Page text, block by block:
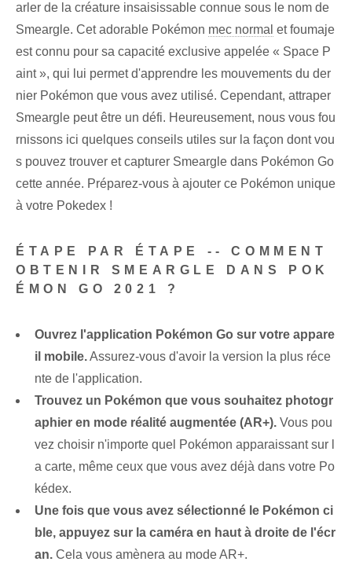
arler de la créature insaisissable connue sous le nom de
Smeargle. Cet adorable Pokémon mec normal et foumaje
est connu pour sa capacité exclusive appelée « Space P
aint », qui lui permet d'apprendre les mouvements du der
nier Pokémon que vous avez utilisé. Cependant, attraper
Smeargle peut être un défi. Heureusement, nous vous fou
rnissons ici quelques conseils utiles sur la façon dont vou
s pouvez trouver et capturer Smeargle dans Pokémon Go
cette année. Préparez-vous à ajouter ce Pokémon unique
à votre Pokedex !
ÉTAPE PAR ÉTAPE -- COMMENT
OBTENIR SMEARGLE DANS ‌POK
ÉMON GO 2021 ?
Ouvrez l'application Pokémon Go sur votre appare
il mobile.Assurez-vous d'avoir la version la plus réce
nte de l'application.
Trouvez un Pokémon que vous souhaitez photogr
aphier en mode réalité augmentée (AR+). Vous pou
vez choisir n'importe quel Pokémon apparaissant sur l
a carte, même ceux que vous avez déjà dans votre Po
kédex.
Une fois que vous avez sélectionné le Pokémon ci
ble, appuyez sur la caméra en haut à droite de l'écr
an. Cela vous amènera au mode AR+.